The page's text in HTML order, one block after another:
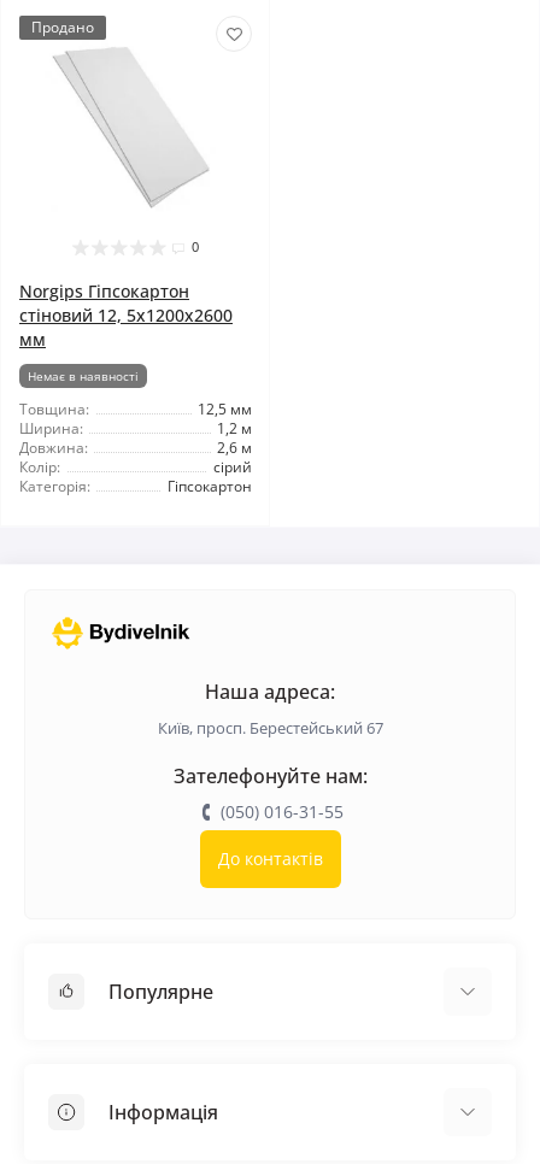
Продано
0
Norgips Гіпсокартон
стіновий 12, 5x1200x2600
мм
Немає в наявності
Товщина:
12,5 мм
Ширина:
1,2 м
Довжина:
2,6 м
Колір:
сірий
Категорія:
Гіпсокартон
Наша адреса:
Київ, просп. Берестейський 67
Зателефонуйте нам:
(050) 016-31-55
До контактів
Популярне
Самовирівнююча суміш
Інформація